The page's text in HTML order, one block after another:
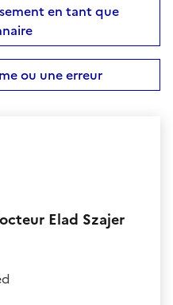
en tant que
ou une erreur
Elad Szajer